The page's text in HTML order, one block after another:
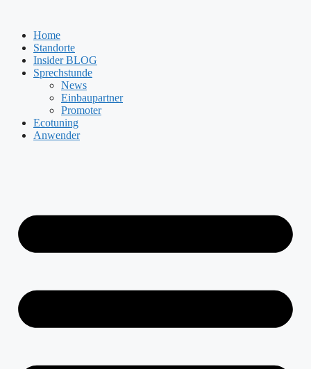
springenHome
Standorte
Insider BLOG
Sprechstunde
News
Einbaupartner
Promoter
Ecotuning
Anwender